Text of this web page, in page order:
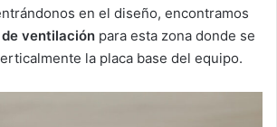
en el diseño, encontramos
ventilación para esta zona donde se
la placa base del equipo.